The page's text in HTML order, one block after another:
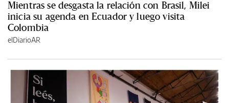
Mientras se desgasta la relación con Brasil, Milei
inicia su agenda en Ecuador y luego visita
Colombia
elDiarioAR